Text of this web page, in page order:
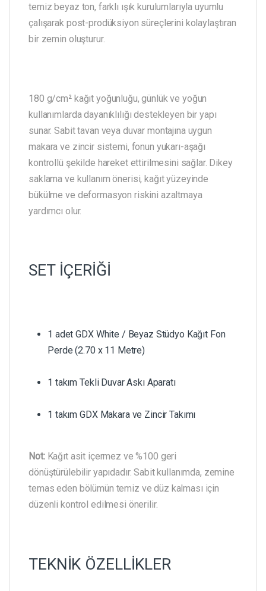
temiz beyaz ton, farklı ışık kurulumlarıyla uyumlu
çalışarak post-prodüksiyon süreçlerini kolaylaştıran
bir zemin oluşturur.
180 g/cm² kağıt yoğunluğu, günlük ve yoğun
kullanımlarda dayanıklılığı destekleyen bir yapı
sunar. Sabit tavan veya duvar montajına uygun
makara ve zincir sistemi, fonun yukarı-aşağı
kontrollü şekilde hareket ettirilmesini sağlar. Dikey
saklama ve kullanım önerisi, kağıt yüzeyinde
bükülme ve deformasyon riskini azaltmaya
yardımcı olur.
SET İÇERİĞİ
1 adet GDX White / Beyaz Stüdyo Kağıt Fon
Perde (2.70 x 11 Metre)
1 takım Tekli Duvar Askı Aparatı
1 takım GDX Makara ve Zincir Takımı
Not:Kağıt asit içermez ve %100 geri
dönüştürülebilir yapıdadır. Sabit kullanımda, zemine
temas eden bölümün temiz ve düz kalması için
düzenli kontrol edilmesi önerilir.
TEKNİK ÖZELLİKLER